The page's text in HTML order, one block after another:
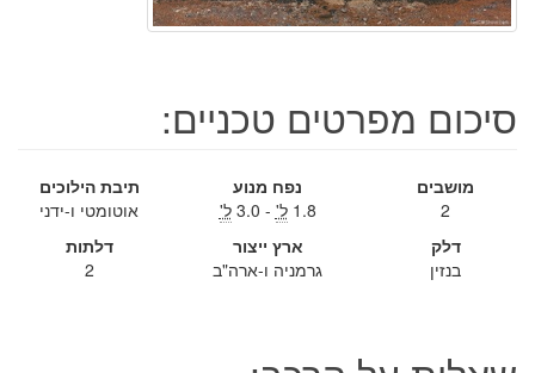
סיכום מפרטים טכניים:
מושבים
2
נפח מנוע
1.8 ל' - 3.0 ל'
תיבת הילוכים
אוטומטי ו-ידני
דלק
בנזין
ארץ ייצור
גרמניה ו-ארה"ב
דלתות
2